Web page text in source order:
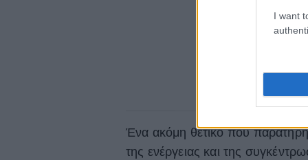
I want
Ένα ακόμη θετικό που
της ενέργειας και της